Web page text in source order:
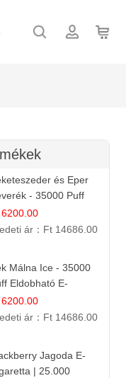
és Eper
- 35000 Puff
Vape | Ízletes
ár： Ft 14686.00
Málna Ice - 35000
Eldobható E-
| Élénkítő
ár： Ft 14686.00
Jagoda E-
| 25.000